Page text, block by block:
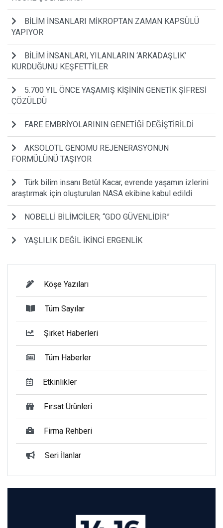
BİLİM İNSANLARI MİKROPTAN ZAMAN KAPSÜLÜ
YAPIYOR
BİLİM İNSANLARI, YILANLARIN ‘ARKADAŞLIK’
KURDUĞUNU KEŞFETTİLER
5.700 YIL ÖNCE YAŞAMIŞ KİŞİNİN GENETİK ŞİFRESİ
ÇÖZÜLDÜ
FARE EMBRİYOLARININ GENETİĞİ DEĞİŞTİRİLDİ
AKSOLOTL GENOMU REJENERASYONUN
FORMÜLÜNÜ TAŞIYOR
Türk bilim insanı Betül Kacar, evrende yaşamın izlerini
araştırmak için oluşturulan NASA ekibine kabul edildi
NOBELLİ BİLİMCİLER; “GDO GÜVENLİDİR”
YAŞLILIK DEĞİL İKİNCİ ERGENLİK
Köşe Yazıları
Tüm Sayılar
Şirket Haberleri
Tüm Haberler
Etkinlikler
Fırsat Ürünleri
Firma Rehberi
Seri İlanlar